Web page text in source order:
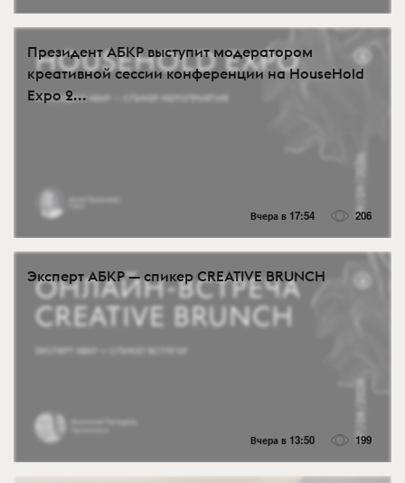
Президент АБКР выступит модератором
креативной сессии конференции на HouseHold
Expo 2...
Вчера в 17:54 206
Эксперт АБКР — спикер CREATIVE BRUNCH
Вчера в 13:50 199